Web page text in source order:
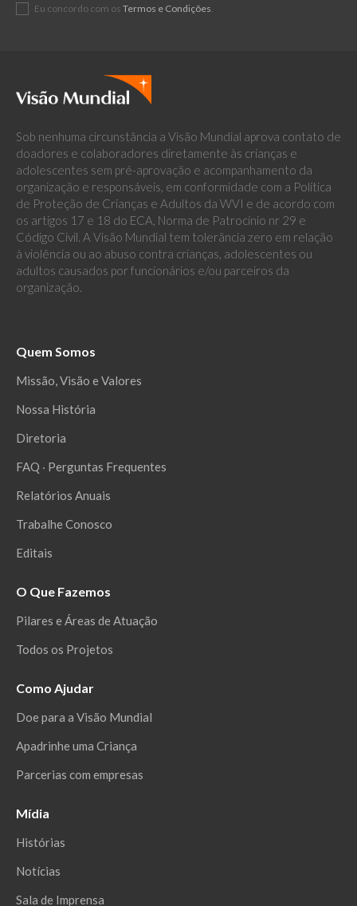
Eu concordo com os Termos e Condições.
Sob nenhuma circunstância a Visão Mundial aprova contato de
doadores e colaboradores diretamente às crianças e
adolescentes sem pré-aprovação e acompanhamento da
organização e responsáveis, em conformidade com a Política
de Proteção de Crianças e Adultos da WVI e de acordo com
os artigos 17 e 18 do ECA, Norma de Patrocínio nr 29 e
Código Civil. A Visão Mundial tem tolerância zero em relação
à violência ou ao abuso contra crianças, adolescentes ou
adultos causados por funcionários e/ou parceiros da
organização.
Quem Somos
Missão, Visão e Valores
Nossa História
Diretoria
FAQ ‧ Perguntas Frequentes
Relatórios Anuais
Trabalhe Conosco
Editais
O Que Fazemos
Pilares e Áreas de Atuação
Todos os Projetos
Como Ajudar
Doe para a Visão Mundial
Apadrinhe uma Criança
Parcerias com empresas
Mídia
Histórias
Notícias
Sala de Imprensa